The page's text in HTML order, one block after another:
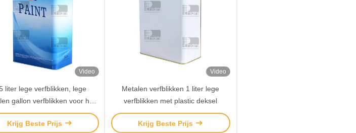
Video
liter lege verfblikken, lege
gallon verfblikken voor het
van dunner chemische
stoffen
Krijg Beste Prijs
Video
Metalen verfblikken 1 liter lege
verfblikken met plastic deksel
Krijg Beste Prijs